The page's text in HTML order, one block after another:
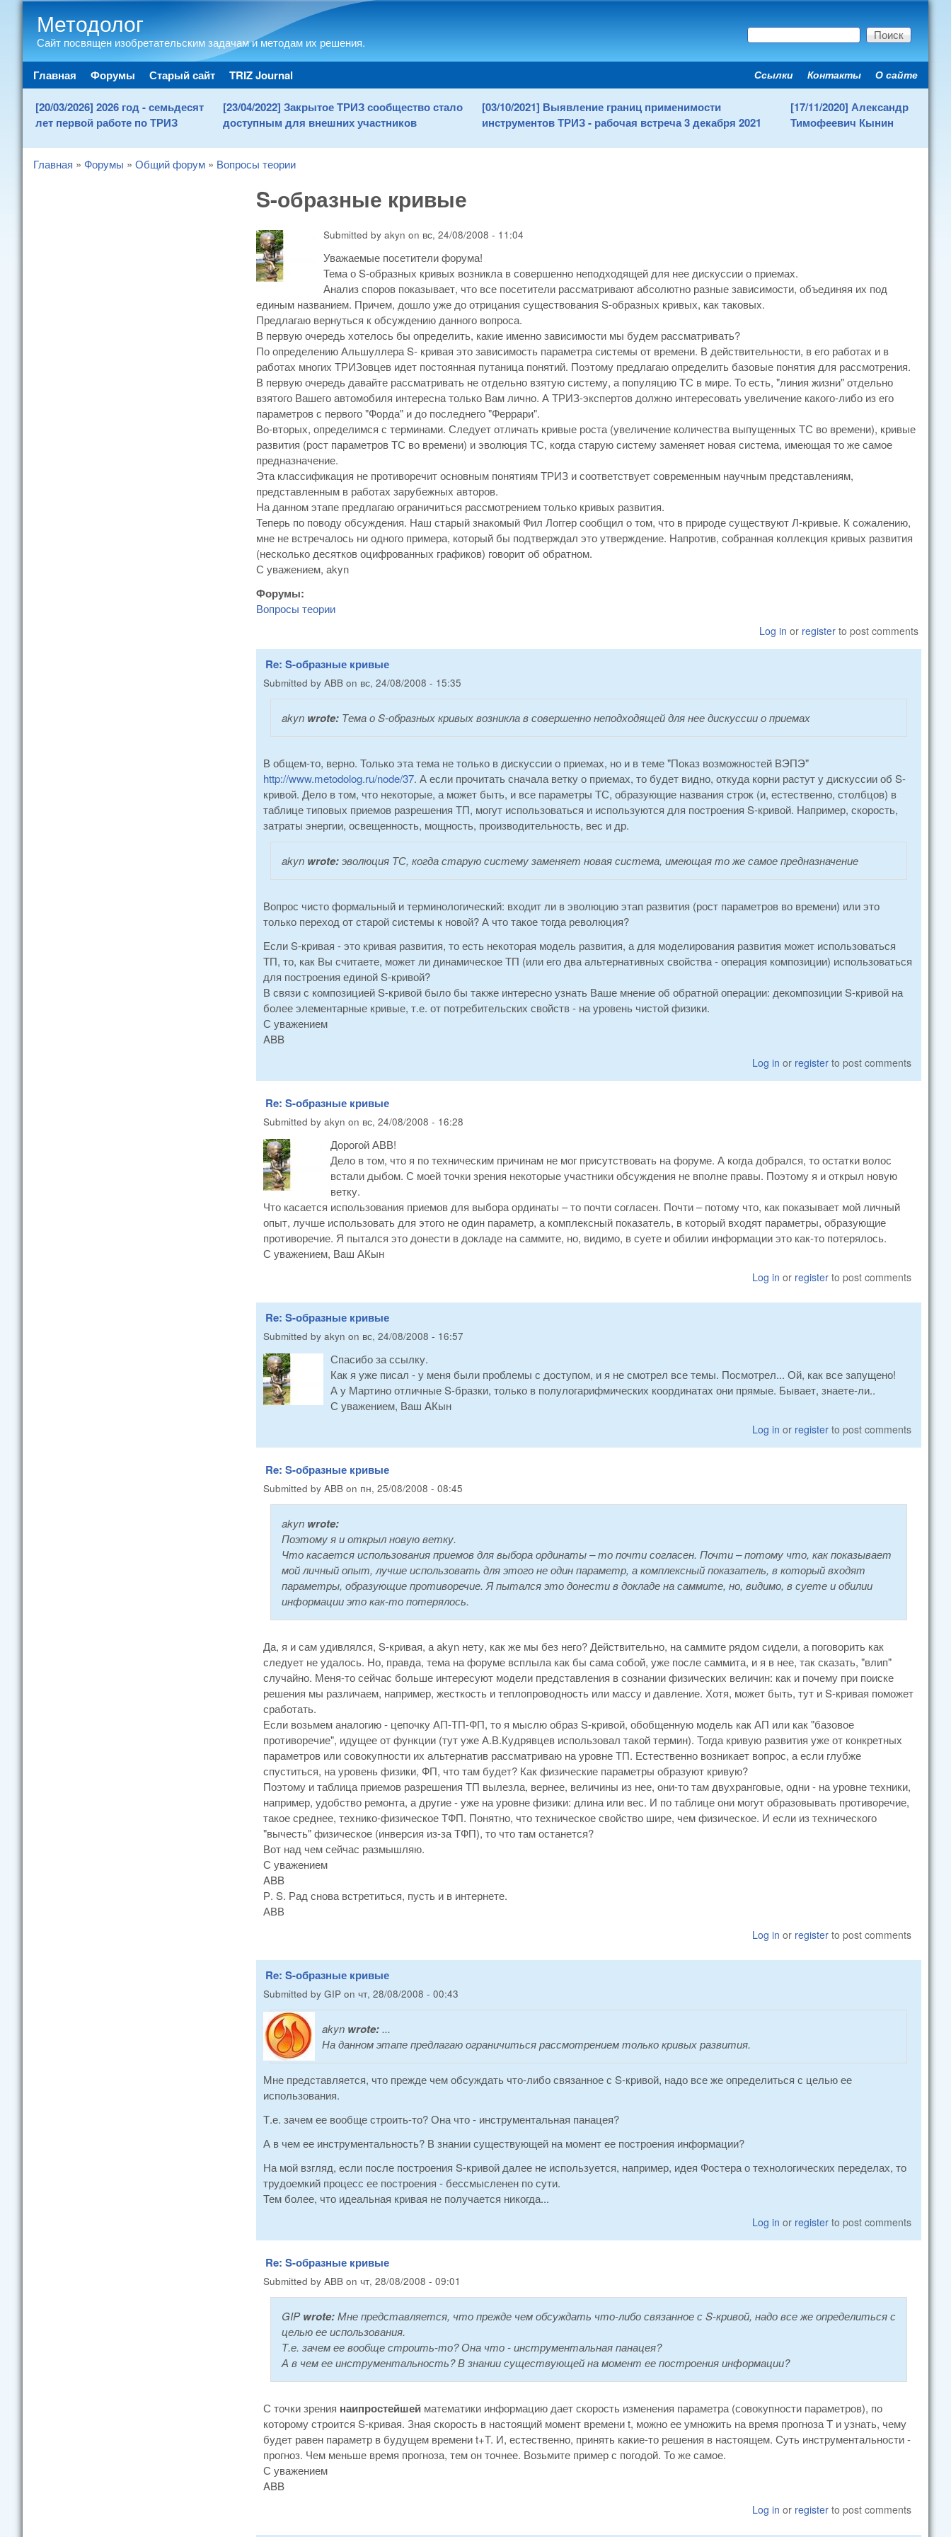
Методолог
Сайт посвящен изобретательским задачам и методам их решения. Форма поиска
Поиск
Main menu
Главная Форумы Старый сайт TRIZ Journal Secondary menu
Ссылки Контакты О сайте
[20/03/2026] 2026 год - семьдесят
лет первой работе по ТРИЗ
[23/04/2022] Закрытое ТРИЗ сообщество стало
доступным для внешних участников
[03/10/2021] Выявление границ применимости
инструментов ТРИЗ - рабочая встреча 3 декабря 2021
[17/11/2020] Александр
Тимофеевич Кынин
You are here
Главная » Форумы » Общий форум » Вопросы теории
S-образные кривые
Submitted by akyn on вс, 24/08/2008 - 11:04
Уважаемые посетители форума!
Тема о S-образных кривых возникла в совершенно неподходящей для нее дискуссии о приемах.
Анализ споров показывает, что все посетители рассматривают абсолютно разные зависимости, объединяя их под
единым названием. Причем, дошло уже до отрицания существования S-образных кривых, как таковых.
Предлагаю вернуться к обсуждению данного вопроса.
В первую очередь хотелось бы определить, какие именно зависимости мы будем рассматривать?
По определению Альшуллера S- кривая это зависимость параметра системы от времени. В действительности, в его работах и в
работах многих ТРИЗовцев идет постоянная путаница понятий. Поэтому предлагаю определить базовые понятия для рассмотрения.
В первую очередь давайте рассматривать не отдельно взятую систему, а популяцию ТС в мире. То есть, "линия жизни" отдельно
взятого Вашего автомобиля интересна только Вам лично. А ТРИЗ-экспертов должно интересовать увеличение какого-либо из его
параметров с первого "Форда" и до последнего "Феррари".
Во-вторых, определимся с терминами. Следует отличать кривые роста (увеличение количества выпущенных ТС во времени), кривые
развития (рост параметров ТС во времени) и эволюция ТС, когда старую систему заменяет новая система, имеющая то же самое
предназначение.
Эта классификация не противоречит основным понятиям ТРИЗ и соответствует современным научным представлениям,
представленным в работах зарубежных авторов.
На данном этапе предлагаю ограничиться рассмотрением только кривых развития.
Теперь по поводу обсуждения. Наш старый знакомый Фил Логгер сообщил о том, что в природе существуют Л-кривые. К сожалению,
мне не встречалось ни одного примера, который бы подтверждал это утверждение. Напротив, собранная коллекция кривых развития
(несколько десятков оцифрованных графиков) говорит об обратном.
С уважением, akyn
Форумы:
Вопросы теории
Log in or register to post comments
Re: S-образные кривые
Submitted by ABB on вс, 24/08/2008 - 15:35
akyn wrote: Тема о S-образных кривых возникла в совершенно неподходящей для нее дискуссии о приемах
В общем-то, верно. Только эта тема не только в дискуссии о приемах, но и в теме "Показ возможностей ВЭПЭ"
http://www.metodolog.ru/node/37. А если прочитать сначала ветку о приемах, то будет видно, откуда корни растут у дискуссии об S-
кривой. Дело в том, что некоторые, а может быть, и все параметры ТС, образующие названия строк (и, естественно, столбцов) в
таблице типовых приемов разрешения ТП, могут использоваться и используются для построения S-кривой. Например, скорость,
затраты энергии, освещенность, мощность, производительность, вес и др.
akyn wrote:эволюция ТС, когда старую систему заменяет новая система, имеющая то же самое предназначение
Вопрос чисто формальный и терминологический: входит ли в эволюцию этап развития (рост параметров во времени) или это
только переход от старой системы к новой? А что такое тогда революция?
Если S-кривая - это кривая развития, то есть некоторая модель развития, а для моделирования развития может использоваться
ТП, то, как Вы считаете, может ли динамическое ТП (или его два альтернативных свойства - операция композиции) использоваться
для построения единой S-кривой?
В связи с композицией S-кривой было бы также интересно узнать Ваше мнение об обратной операции: декомпозиции S-кривой на
более элементарные кривые, т.е. от потребительских свойств - на уровень чистой физики.
С уважением
ABB
Log in or register to post comments
Re: S-образные кривые
Submitted by akyn on вс, 24/08/2008 - 16:28
Дорогой АВВ!
Дело в том, что я по техническим причинам не мог присутствовать на форуме. А когда добрался, то остатки волос
встали дыбом. С моей точки зрения некоторые участники обсуждения не вполне правы. Поэтому я и открыл новую
ветку.
Что касается использования приемов для выбора ординаты – то почти согласен. Почти – потому что, как показывает мой личный
опыт, лучше использовать для этого не один параметр, а комплексный показатель, в который входят параметры, образующие
противоречие. Я пытался это донести в докладе на саммите, но, видимо, в суете и обилии информации это как-то потерялось.
С уважением, Ваш АКын
Log in or register to post comments
Re: S-образные кривые
Submitted by akyn on вс, 24/08/2008 - 16:57
Спасибо за ссылку.
Как я уже писал - у меня были проблемы с доступом, и я не смотрел все темы. Посмотрел... Ой, как все запущено!
А у Мартино отличные S-бразки, только в полулогарифмических координатах они прямые. Бывает, знаете-ли..
С уважением, Ваш АКын
Log in or register to post comments
Re: S-образные кривые
Submitted by ABB on пн, 25/08/2008 - 08:45
akyn wrote:
Поэтому я и открыл новую ветку.
Что касается использования приемов для выбора ординаты – то почти согласен. Почти – потому что, как показывает
мой личный опыт, лучше использовать для этого не один параметр, а комплексный показатель, в который входят
параметры, образующие противоречие. Я пытался это донести в докладе на саммите, но, видимо, в суете и обилии
информации это как-то потерялось.
Да, я и сам удивлялся, S-кривая, а akyn нету, как же мы без него? Действительно, на саммите рядом сидели, а поговорить как
следует не удалось. Но, правда, тема на форуме всплыла как бы сама собой, уже после саммита, и я в нее, так сказать, "влип"
случайно. Меня-то сейчас больше интересуют модели представления в сознании физических величин: как и почему при поиске
решения мы различаем, например, жесткость и теплопроводность или массу и давление. Хотя, может быть, тут и S-кривая поможет
сработать.
Если возьмем аналогию - цепочку АП-ТП-ФП, то я мыслю образ S-кривой, обобщенную модель как АП или как "базовое
противоречие", идущее от функции (тут уже А.В.Кудрявцев использовал такой термин). Тогда кривую развития уже от конкретных
параметров или совокупности их альтернатив рассматриваю на уровне ТП. Естественно возникает вопрос, а если глубже
спуститься, на уровень физики, ФП, что там будет? Как физические параметры образуют кривую?
Поэтому и таблица приемов разрешения ТП вылезла, вернее, величины из нее, они-то там двухранговые, одни - на уровне техники,
например, удобство ремонта, а другие - уже на уровне физики: длина или вес. И по таблице они могут образовывать противоречие,
такое среднее, технико-физическое ТФП. Понятно, что техническое свойство шире, чем физическое. И если из технического
"вычесть" физическое (инверсия из-за ТФП), то что там останется?
Вот над чем сейчас размышляю.
С уважением
ABB
Р. S. Рад снова встретиться, пусть и в интернете.
АВВ
Log in or register to post comments
Re: S-образные кривые
Submitted by GIP on чт, 28/08/2008 - 00:43
akyn wrote: ...
На данном этапе предлагаю ограничиться рассмотрением только кривых развития.
Мне представляется, что прежде чем обсуждать что-либо связанное с S-кривой, надо все же определиться с целью ее
использования.
Т.е. зачем ее вообще строить-то? Она что - инструментальная панацея?
А в чем ее инструментальность? В знании существующей на момент ее построения информации?
На мой взгляд, если после построения S-кривой далее не используется, например, идея Фостера о технологических переделах, то
трудоемкий процесс ее построения - бессмысленен по сути.
Тем более, что идеальная кривая не получается никогда...
Log in or register to post comments
Re: S-образные кривые
Submitted by ABB on чт, 28/08/2008 - 09:01
GIPwrote:Мне представляется, что прежде чем обсуждать что-либо связанное с S-кривой, надо все же определиться с
целью ее использования.
Т.е. зачем ее вообще строить-то? Она что - инструментальная панацея?
А в чем ее инструментальность? В знании существующей на момент ее построения информации?
С точки зрения наипростейшей математики информацию дает скорость изменения параметра (совокупности параметров), по
которому строится S-кривая. Зная скорость в настоящий момент времени t, можно ее умножить на время прогноза T и узнать, чему
будет равен параметр в будущем времени t+T. И, естественно, принять какие-то решения в настоящем. Суть инструментальности -
прогноз. Чем меньше время прогноза, тем он точнее. Возьмите пример с погодой. То же самое.
С уважением
ABB
Log in or register to post comments